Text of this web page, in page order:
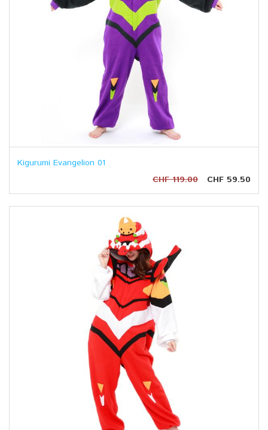
Kigurumi Evangelion 01
CHF 119.00 CHF 59.50